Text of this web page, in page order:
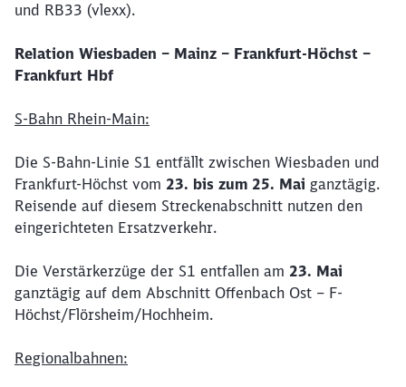
und RB33 (vlexx).
Relation Wiesbaden – Mainz – Frankfurt-Höchst –
Frankfurt Hbf
S-Bahn Rhein-Main:
Die S-Bahn-Linie S1 entfällt zwischen Wiesbaden und
Frankfurt-Höchst vom 23. bis zum 25. Mai ganztägig.
Reisende auf diesem Streckenabschnitt nutzen den
eingerichteten Ersatzverkehr.
Die Verstärkerzüge der S1 entfallen am 23. Mai
ganztägig auf dem Abschnitt Offenbach Ost – F-
Höchst/Flörsheim/Hochheim.
Regionalbahnen: